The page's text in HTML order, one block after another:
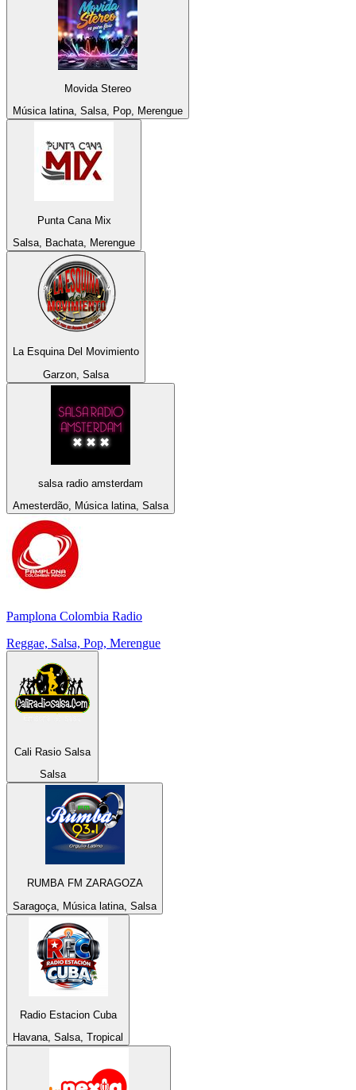
Movida Stereo
Música latina, Salsa, Pop, Merengue
Punta Cana Mix
Salsa, Bachata, Merengue
La Esquina Del Movimiento
Garzon, Salsa
salsa radio amsterdam
Amesterdão, Música latina, Salsa
Pamplona Colombia Radio
Reggae, Salsa, Pop, Merengue
Cali Rasio Salsa
Salsa
RUMBA FM ZARAGOZA
Saragoça, Música latina, Salsa
Radio Estacion Cuba
Havana, Salsa, Tropical